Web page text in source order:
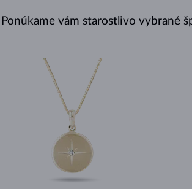
Ponúkame vám starostlivo vybrané